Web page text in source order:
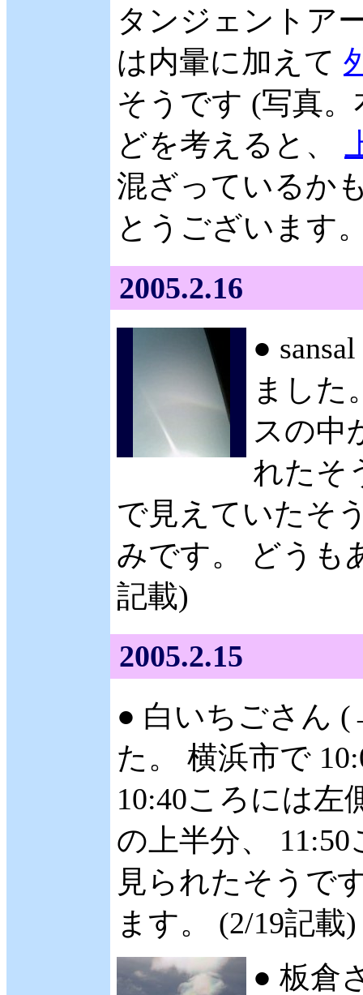
タンジェントア
は内暈に加えて
そうです (写真
どを考えると、
混ざっているか
とうございます
2005.2.16
●
ました
スの中
れたそ
で見えていたそ
みです。 どうも
記載)
2005.2.15
● 白いちごさん
た。 横浜市で
10:40ころには左
の上半分、
見られたそうで
ます。 (2/19記載)
● 板倉